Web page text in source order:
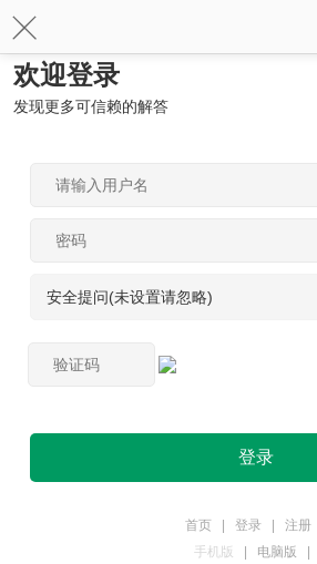
欢迎登录
发现更多可信赖的解答
安全提问(未设置请忽略)
登录
首页 登录
注册
手机版
电脑版